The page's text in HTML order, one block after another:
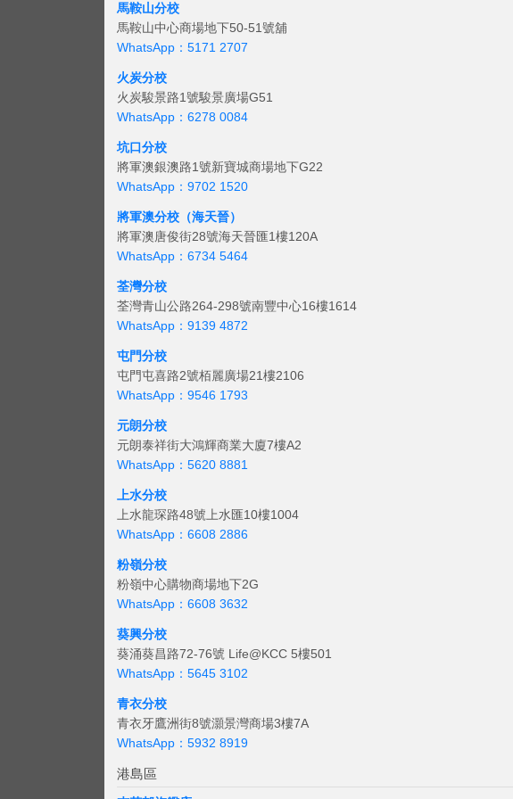
馬鞍山分校
馬鞍山中心商場地下50-51號舖
WhatsApp：5171 2707
火炭分校
火炭駿景路1號駿景廣場G51
WhatsApp：6278 0084
坑口分校
將軍澳銀澳路1號新寶城商場地下G22
WhatsApp：9702 1520
將軍澳分校（海天晉）
將軍澳唐俊街28號海天晉匯1樓120A
WhatsApp：6734 5464
荃灣分校
荃灣青山公路264-298號南豐中心16樓1614
WhatsApp：9139 4872
屯門分校
屯門屯喜路2號栢麗廣場21樓2106
WhatsApp：9546 1793
元朗分校
元朗泰祥街大鴻輝商業大廈7樓A2
WhatsApp：5620 8881
上水分校
上水龍琛路48號上水匯10樓1004
WhatsApp：6608 2886
粉嶺分校
粉嶺中心購物商場地下2G
WhatsApp：6608 3632
葵興分校
葵涌葵昌路72-76號 Life@KCC 5樓501
WhatsApp：5645 3102
青衣分校
青衣牙鷹洲街8號灝景灣商場3樓7A
WhatsApp：5932 8919
港島區